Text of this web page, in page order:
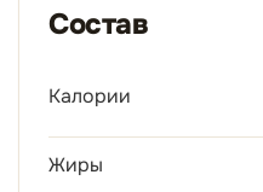
Состав
Калории
Жиры